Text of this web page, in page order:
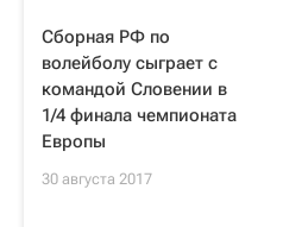
Сборная РФ по
волейболу сыграет с
командой Словении в
1/4 финала чемпионата
Европы
30 августа 2017